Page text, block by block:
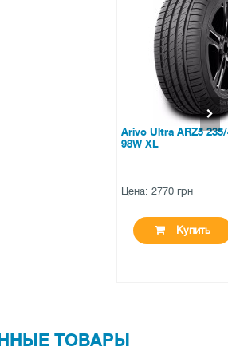
Ultra ARZ5 235/45 ZR18
ТОВАРЫ